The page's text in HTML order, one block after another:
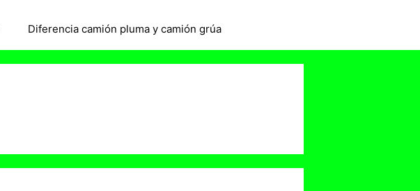
Diferencia camión pluma y camión grúa